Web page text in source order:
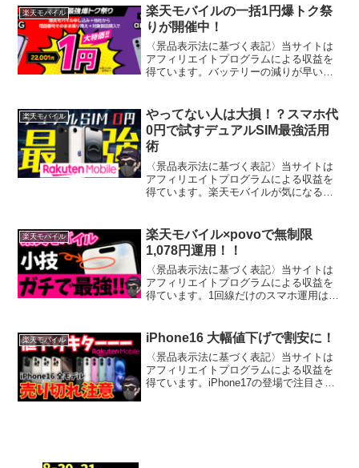
お得に契約したい！」「dポイントをメイ
ンで使っているから、ポ...
楽天モバイル
楽天モバイルの一括1円爆トク祭
りが開催中！
〈景品表示法に基づく表記〉当サイトは
アフィリエイトプログラムによる収益を
得ています。バッテリーの減りが早いス
ャンペーンを利用すれば、対象スマホを
一括1円で購入できるチャ...
楽天モバイル
やってない人は大損！？スマホ代
0円で試すデュアルSIM最強活用
術
〈景品表示法に基づく表記〉当サイトは
アフィリエイトプログラムによる収益を
得ています。楽天モバイルが気になるけ
いるスマホをそのまま使いながら、楽天
モバイルを“0円”でお試し...
楽天モバイル
楽天モバイル×povoで無制限
1,078円運用！！
〈景品表示法に基づく表記〉当サイトは
アフィリエイトプログラムによる収益を
得ています。1回線だけのスマホ運用は危
んか？実はそれ、思わぬリスクを抱えて
います。通信障害やプ...
楽天モバイル iPhone16 大幅値下げで割安に！
〈景品表示法に基づく表記〉当サイトは
アフィリエイトプログラムによる収益を
得ています。iPhone17の登場で注目され